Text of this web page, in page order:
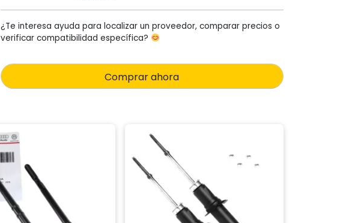
¿Te interesa ayuda para localizar un proveedor, comparar precios o
verificar compatibilidad específica?
Comprar ahora